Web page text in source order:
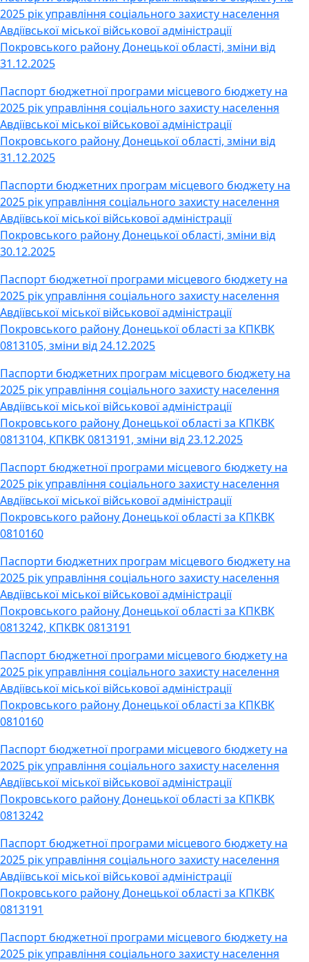
2025 рік управління соціального захисту населення
Авдіївської міської військової адміністрації
Покровського району Донецької області, зміни від
31.12.2025
Паспорт бюджетної програми місцевого бюджету на
2025 рік управління соціального захисту населення
Авдіївської міської військової адміністрації
Покровського району Донецької області, зміни від
31.12.2025
Паспорти бюджетних програм місцевого бюджету на
2025 рік управління соціального захисту населення
Авдіївської міської військової адміністрації
Покровського району Донецької області, зміни від
30.12.2025
Паспорт бюджетної програми місцевого бюджету на
2025 рік управління соціального захисту населення
Авдіївської міської військової адміністрації
Покровського району Донецької області за КПКВК
0813105, зміни від 24.12.2025
Паспорти бюджетних програм місцевого бюджету на
2025 рік управління соціального захисту населення
Авдіївської міської військової адміністрації
Покровського району Донецької області за КПКВК
0813104, КПКВК 0813191, зміни від 23.12.2025
Паспорт бюджетної програми місцевого бюджету на
2025 рік управління соціального захисту населення
Авдіївської міської військової адміністрації
Покровського району Донецької області за КПКВК
0810160
Паспорти бюджетних програм місцевого бюджету на
2025 рік управління соціального захисту населення
Авдіївської міської військової адміністрації
Покровського району Донецької області за КПКВК
0813242, КПКВК 0813191
Паспорт бюджетної програми місцевого бюджету на
2025 рік управління соціального захисту населення
Авдіївської міської військової адміністрації
Покровського району Донецької області за КПКВК
0810160
Паспорт бюджетної програми місцевого бюджету на
2025 рік управління соціального захисту населення
Авдіївської міської військової адміністрації
Покровського району Донецької області за КПКВК
0813242
Паспорт бюджетної програми місцевого бюджету на
2025 рік управління соціального захисту населення
Авдіївської міської військової адміністрації
Покровського району Донецької області за КПКВК
0813191
Паспорт бюджетної програми місцевого бюджету на
2025 рік управління соціального захисту населення